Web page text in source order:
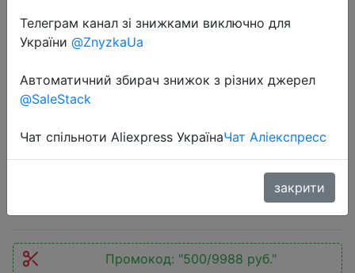
2020-09-05
Смартфон Xiaomi Redmi 9C
3ГБ+64ГБ | 6,53"DotDrop дисплей|
G35| Ростест| Быстрая доставка
9490.03 руб.
Промокод: "500/9988 руб."
Телеграм канал зі знижками виключно для
України @ZnyzkaUa
Автоматичний збирач знижок з різних джерел
@SaleStack
Чат спільноти Aliexpress УкраїнаЧат Аліекспресс
закрити